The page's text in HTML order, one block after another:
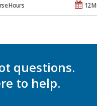
12
Hours
questions.
to help.